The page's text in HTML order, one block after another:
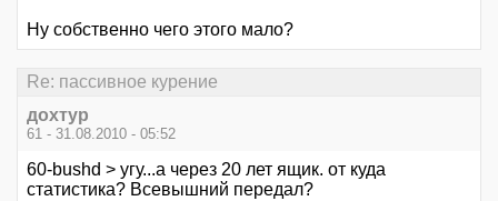
Ну собственно чего этого мало?
Re: пассивное курение
дохтур
61 - 31.08.2010 - 05:52
60-bushd > угу...а через 20 лет ящик. от куда
статистика? Всевышний передал?